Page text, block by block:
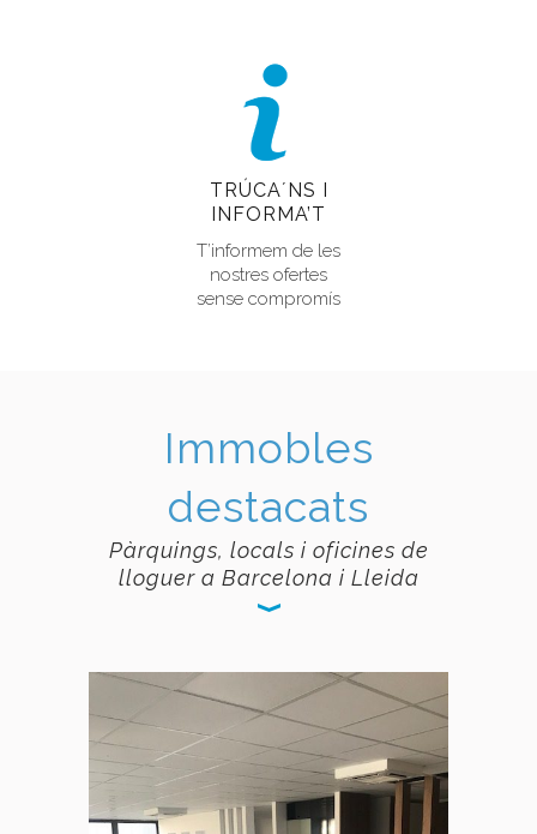
TRÚCA´NS I
INFORMA’T
T’informem de les
nostres ofertes
sense compromís
Immobles
destacats
Pàrquings, locals i oficines de
lloguer a Barcelona i Lleida